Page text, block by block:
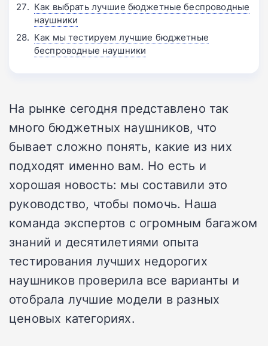
Как выбрать лучшие бюджетные беспроводные
наушники
Как мы тестируем лучшие бюджетные
беспроводные наушники
На рынке сегодня представлено так
много бюджетных наушников, что
бывает сложно понять, какие из них
подходят именно вам. Но есть и
хорошая новость: мы составили это
руководство, чтобы помочь. Наша
команда экспертов с огромным багажом
знаний и десятилетиями опыта
тестирования лучших недорогих
наушников проверила все варианты и
отобрала лучшие модели в разных
ценовых категориях.